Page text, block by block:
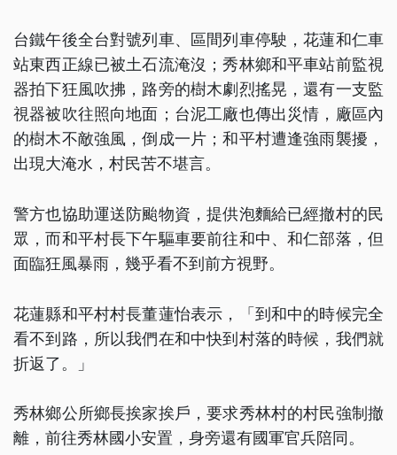
台鐵午後全台對號列車、區間列車停駛，花蓮和仁車
站東西正線已被土石流淹沒；秀林鄉和平車站前監視
器拍下狂風吹拂，路旁的樹木劇烈搖晃，還有一支監
視器被吹往照向地面；台泥工廠也傳出災情，廠區內
的樹木不敵強風，倒成一片；和平村遭逢強雨襲擾，
出現大淹水，村民苦不堪言。
警方也協助運送防颱物資，提供泡麵給已經撤村的民
眾，而和平村長下午驅車要前往和中、和仁部落，但
面臨狂風暴雨，幾乎看不到前方視野。
花蓮縣和平村村長董蓮怡表示，「到和中的時候完全
看不到路，所以我們在和中快到村落的時候，我們就
折返了。」
秀林鄉公所鄉長挨家挨戶，要求秀林村的村民強制撤
離，前往秀林國小安置，身旁還有國軍官兵陪同。